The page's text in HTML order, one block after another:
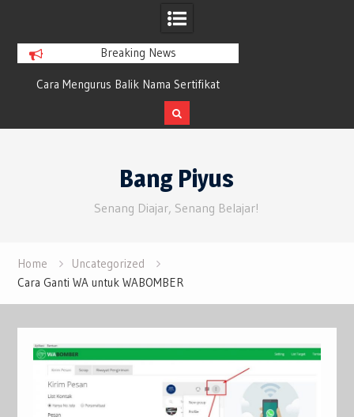
Breaking News
Cara Mengurus Balik Nama Sertifikat
Warisan Tanpa Bayar Satu Rupiah Pun
Bang Piyus
Senang Diajar, Senang Belajar!
Home
Uncategorized
Cara Ganti WA untuk WABOMBER